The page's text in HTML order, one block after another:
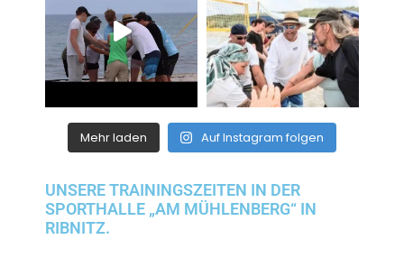
Mehr laden Auf Instagram folgen
UNSERE TRAININGSZEITEN IN DER
SPORTHALLE „AM MÜHLENBERG“ IN
RIBNITZ.